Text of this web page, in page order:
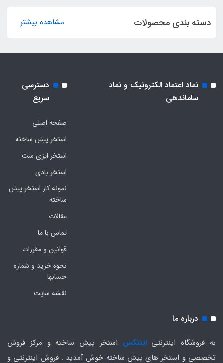
دسته بندی محصولات مشاهده بیشتر
نماد اعتماد الکترونیک و نماد
ساماندهی
دسترسی
سریع
صفحه اصلی
استخر پیش ساخته
استخر ایزی ست
استخر بادی
نمونه کار استخر پیش
ساخته
مقالات
تماس با ما
قوانین و مقررات
نحوه خرید و شماره
حسابها
نقشه سایت
درباره ما
به فروشگاه اینترنتیاینتکس استخر پیش ساخته و مرکز فروش
تخصصی و استخر های پیش ساخته خوش آمدید . فروش اینترنتی و